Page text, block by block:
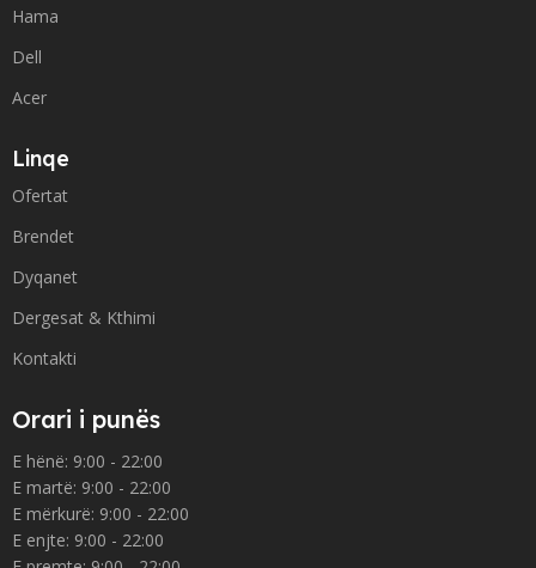
Hama
Dell
Acer
Linqe
Ofertat
Brendet
Dyqanet
Dergesat & Kthimi
Kontakti
Orari i punës
E hënë: 9:00 - 22:00
E martë: 9:00 - 22:00
E mërkurë: 9:00 - 22:00
E enjte: 9:00 - 22:00